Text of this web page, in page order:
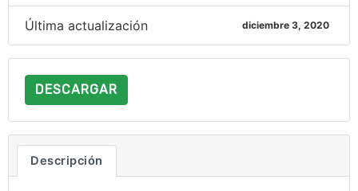
Última actualización diciembre 3, 2020
DESCARGAR
Descripción